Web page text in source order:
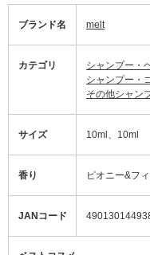
ブランド名 melt
カテゴリ
シャンプー・
シャンプー・
その他シャン
サイズ 10ml、10ml
香り ピオニー&フ
JANコード